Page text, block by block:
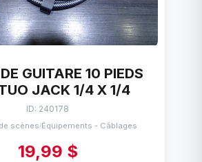
GUITARE 10 PIEDS
JACK 1/4 X 1/4
ID: 240178
scènes/Équipements - Câblages
19,99 $